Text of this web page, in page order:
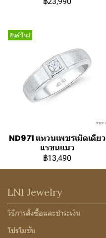
สินค้าใหม่
ND971 แหวนเพชรเม็ดเดียว
แรขนแมว
฿13,490
LNI Jewelry
วิธีการสั่งซื้อและชำระเงิน
โปรโมชั่น